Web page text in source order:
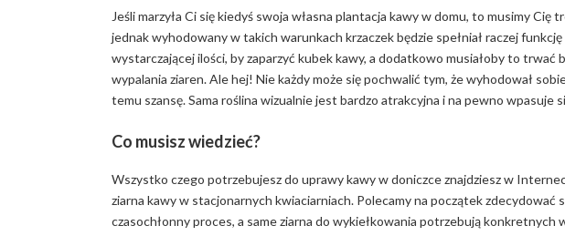
Jeśli marzyła Ci się kiedyś swoja własna plantacja kawy w domu, to musimy
jednak wyhodowany w takich warunkach krzaczek będzie spełniał raczej
wystarczającej ilości, by zaparzyć kubek kawy, a dodatkowo musiałoby to trwać
wypalania ziaren. Ale hej! Nie każdy może się pochwalić tym, że wyhodował
temu szansę. Sama roślina wizualnie jest bardzo atrakcyjna i na pewno wpasuje
Co musisz wiedzieć?
Wszystko czego potrzebujesz do uprawy kawy w doniczce znajdziesz w
ziarna kawy w stacjonarnych kwiaciarniach. Polecamy na początek zdecydować
czasochłonny proces, a same ziarna do wykiełkowania potrzebują konkretnych